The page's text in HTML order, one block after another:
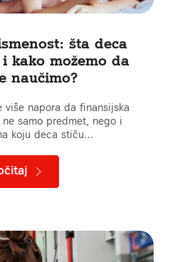
šta deca
kako možemo da
naučimo?
više napora da finansijska
samo predmet, nego i
koju deca stiču…